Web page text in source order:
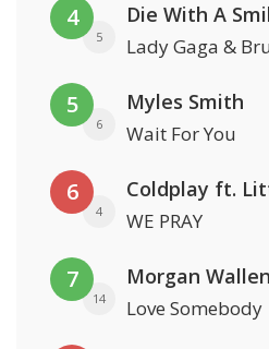
4
5
Die With A
Lady Gaga &
5
6
Myles Smith
Wait For You
6
4 WE PRAY
7
14
Morgan Wallen
Love Somebody